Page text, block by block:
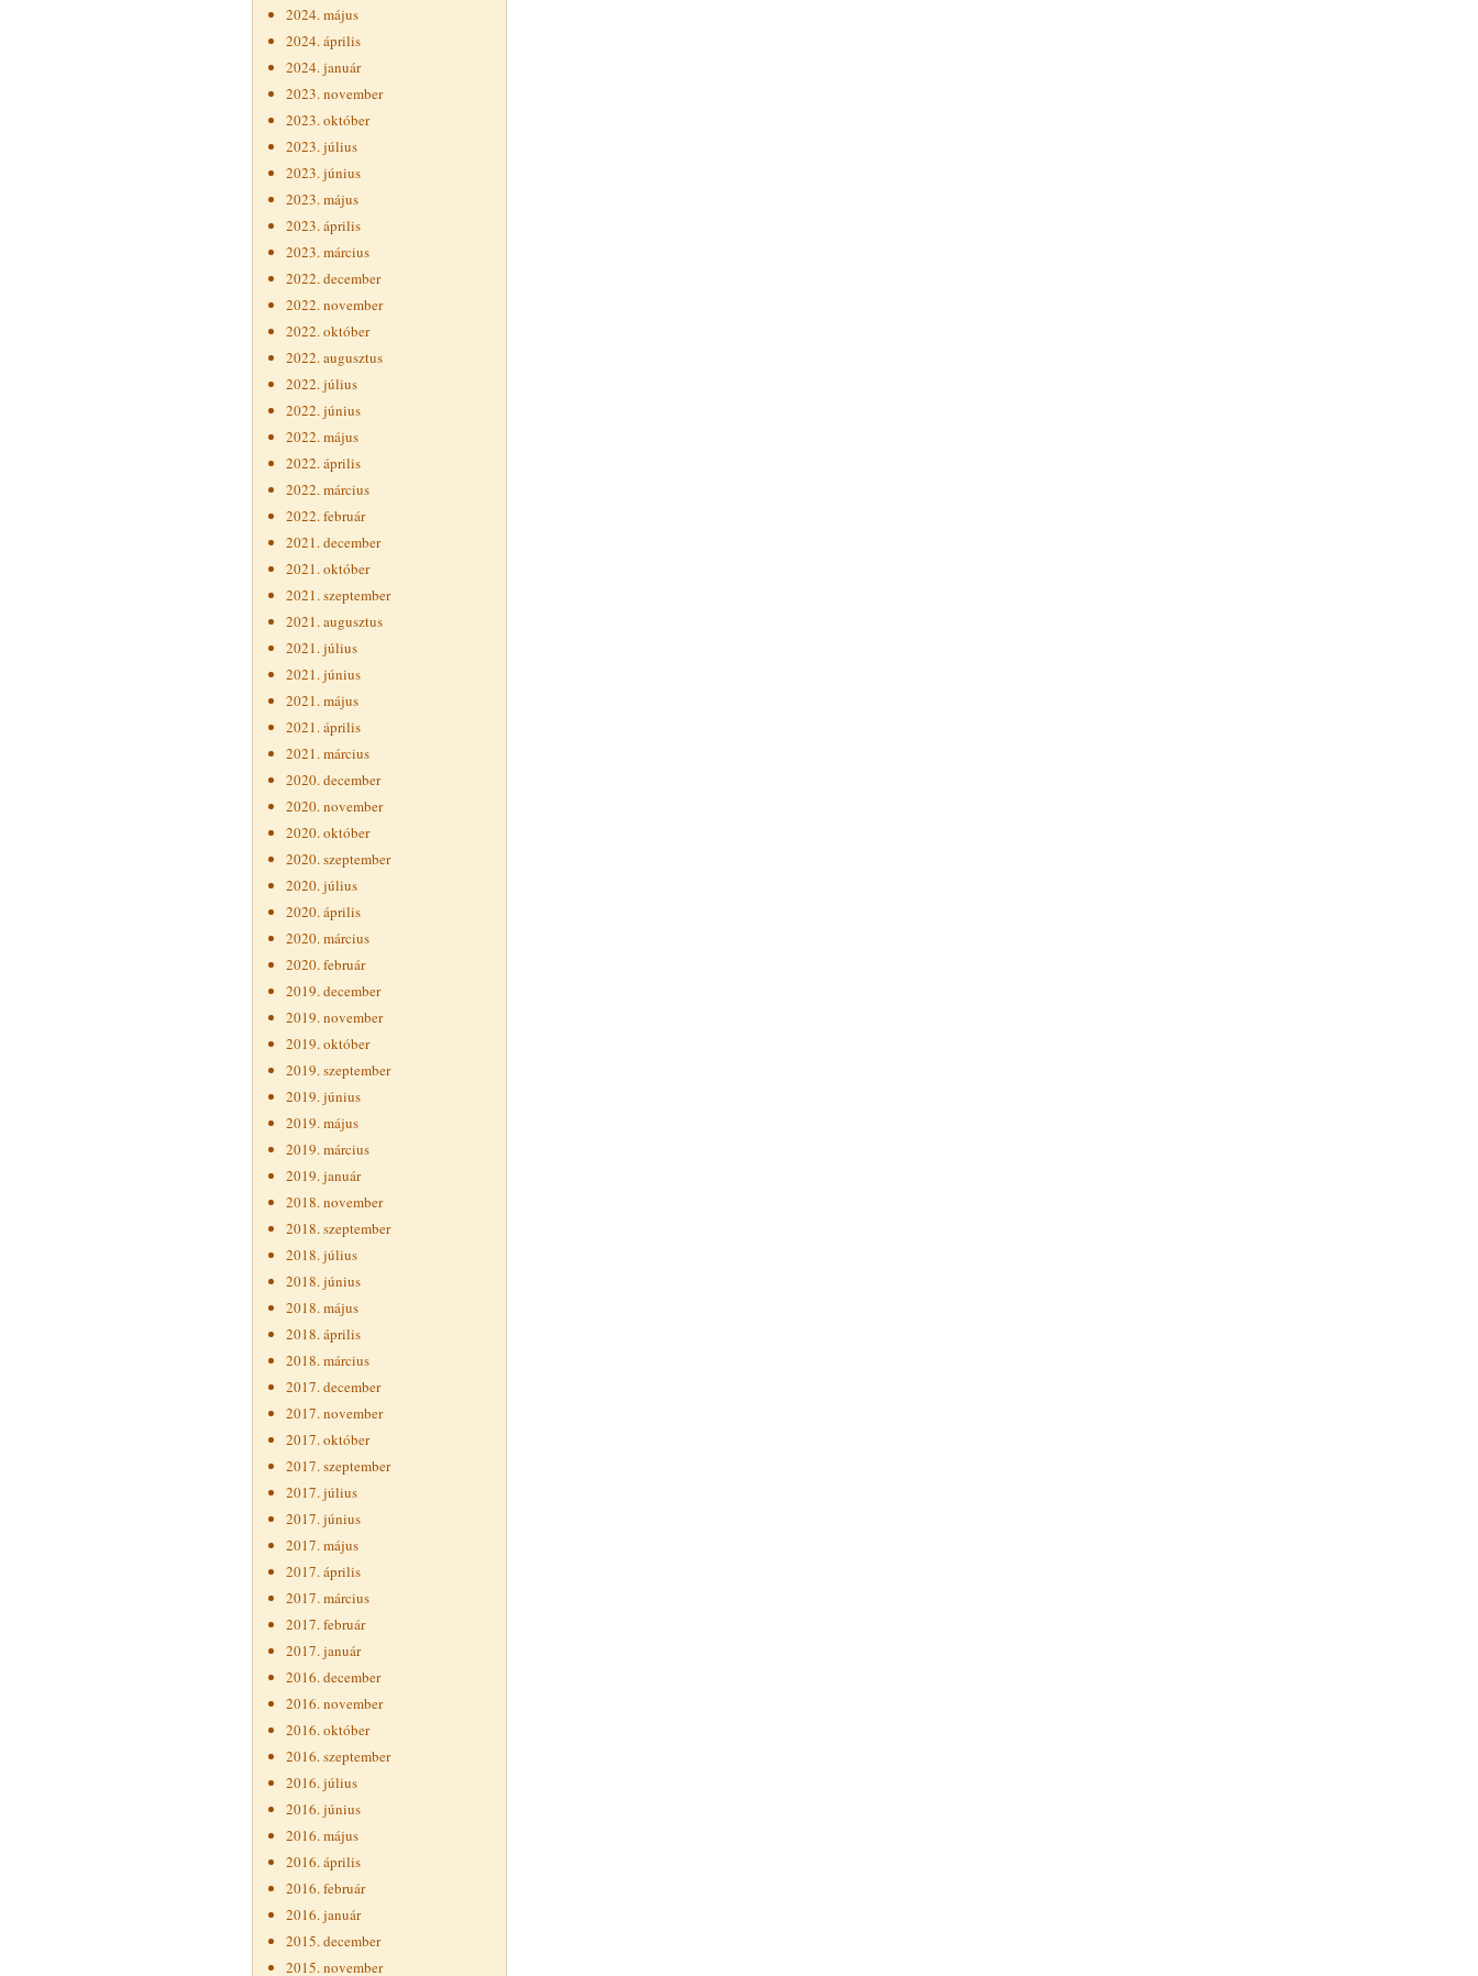
2024. május
2024. április
2024. január
2023. november
2023. október
2023. július
2023. június
2023. május
2023. április
2023. március
2022. december
2022. november
2022. október
2022. augusztus
2022. július
2022. június
2022. május
2022. április
2022. március
2022. február
2021. december
2021. október
2021. szeptember
2021. augusztus
2021. július
2021. június
2021. május
2021. április
2021. március
2020. december
2020. november
2020. október
2020. szeptember
2020. július
2020. április
2020. március
2020. február
2019. december
2019. november
2019. október
2019. szeptember
2019. június
2019. május
2019. március
2019. január
2018. november
2018. szeptember
2018. július
2018. június
2018. május
2018. április
2018. március
2017. december
2017. november
2017. október
2017. szeptember
2017. július
2017. június
2017. május
2017. április
2017. március
2017. február
2017. január
2016. december
2016. november
2016. október
2016. szeptember
2016. július
2016. június
2016. május
2016. április
2016. február
2016. január
2015. december
2015. november